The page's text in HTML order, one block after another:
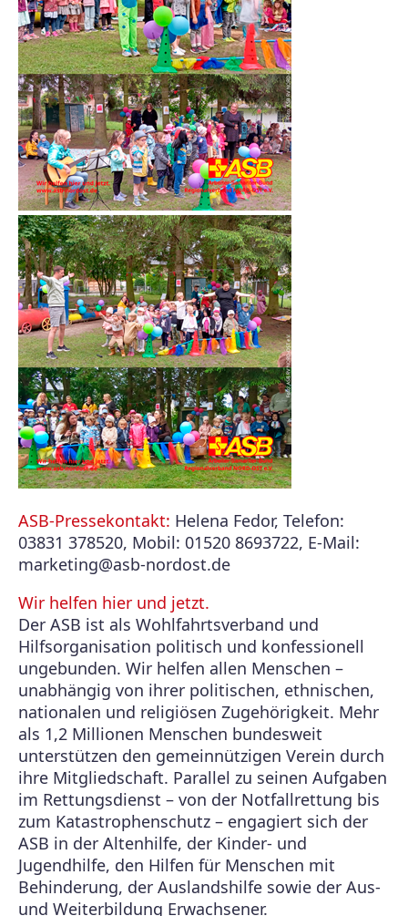
ASB-Pressekontakt: Helena Fedor, Telefon:
03831 378520, Mobil: 01520 8693722, E-Mail:
marketing@asb-nordost.de
Wir helfen hier und jetzt.
Der ASB ist als Wohlfahrtsverband und
Hilfsorganisation politisch und konfessionell
ungebunden. Wir helfen allen Menschen –
unabhängig von ihrer politischen, ethnischen,
nationalen und religiösen Zugehörigkeit. Mehr
als 1,2 Millionen Menschen bundesweit
unterstützen den gemeinnützigen Verein durch
ihre Mitgliedschaft. Parallel zu seinen Aufgaben
im Rettungsdienst – von der Notfallrettung bis
zum Katastrophenschutz – engagiert sich der
ASB in der Altenhilfe, der Kinder- und
Jugendhilfe, den Hilfen für Menschen mit
Behinderung, der Auslandshilfe sowie der Aus-
und Weiterbildung Erwachsener.